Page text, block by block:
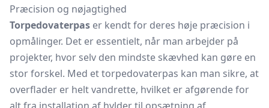
Præcision og nøjagtighed
Torpedovaterpas er kendt for deres høje præcision i
opmålinger. Det er essentielt, når man arbejder på
projekter, hvor selv den mindste skævhed kan gøre en
stor forskel. Med et torpedovaterpas kan man sikre, at
overflader er helt vandrette, hvilket er afgørende for